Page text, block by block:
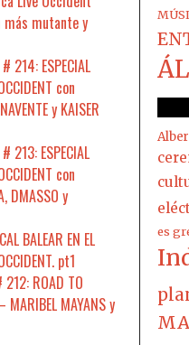
mutante y
214: ESPECIAL
con
y KAISER
213: ESPECIAL
con
DMASSO y
BALEAR EN EL
pt1
212: ROAD TO
MARIBEL MAYANS y
es